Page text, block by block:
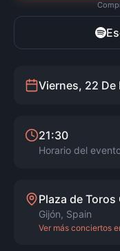
Viernes, 22 De
21:30
Horario del
Plaza de Toros
Gijón, Spain
Ver más conciertos